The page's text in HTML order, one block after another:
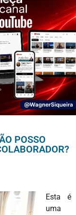
POSSO
Esta é
uma